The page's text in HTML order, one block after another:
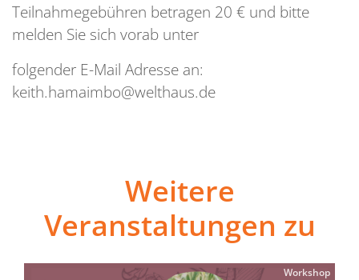
Teilnahmegebühren betragen 20 € und bitte
melden Sie sich vorab unter
folgender E-Mail Adresse an:
keith.hamaimbo@welthaus.de
Weitere
Veranstaltungen zu
Workshop